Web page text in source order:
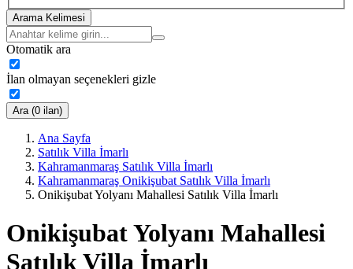
Arama Kelimesi
Otomatik ara
İlan olmayan seçenekleri gizle
Ara (0 ilan)
Ana Sayfa
Satılık Villa İmarlı
Kahramanmaraş Satılık Villa İmarlı
Kahramanmaraş Onikişubat Satılık Villa İmarlı
Onikişubat Yolyanı Mahallesi Satılık Villa İmarlı
Onikişubat Yolyanı Mahallesi
Satılık Villa İmarlı